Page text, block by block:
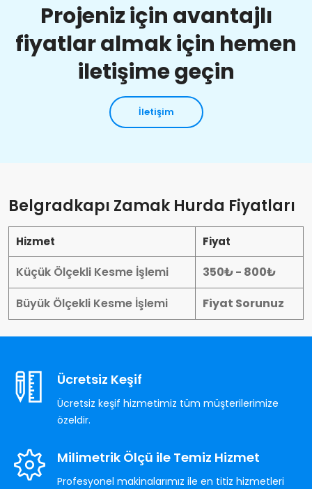
Projeniz için avantajlı
fiyatlar almak için hemen
iletişime geçin
İletişim
Belgradkapı Zamak Hurda Fiyatları
Hizmet Fiyat
Küçük Ölçekli Kesme İşlemi
350₺ - 800₺
Büyük Ölçekli Kesme İşlemi
Fiyat Sorunuz
Ücretsiz Keşif
Ücretsiz keşif hizmetimiz tüm müşterilerimize
özeldir.
Milimetrik Ölçü ile Temiz Hizmet
Profesyonel makinalarımız ile en titiz hizmetleri